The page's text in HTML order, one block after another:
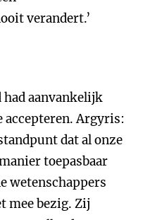
verandert.’
had aanvankelijk
Argyris:
dat al onze
toepasbaar
wetenschappers
mee bezig. Zij